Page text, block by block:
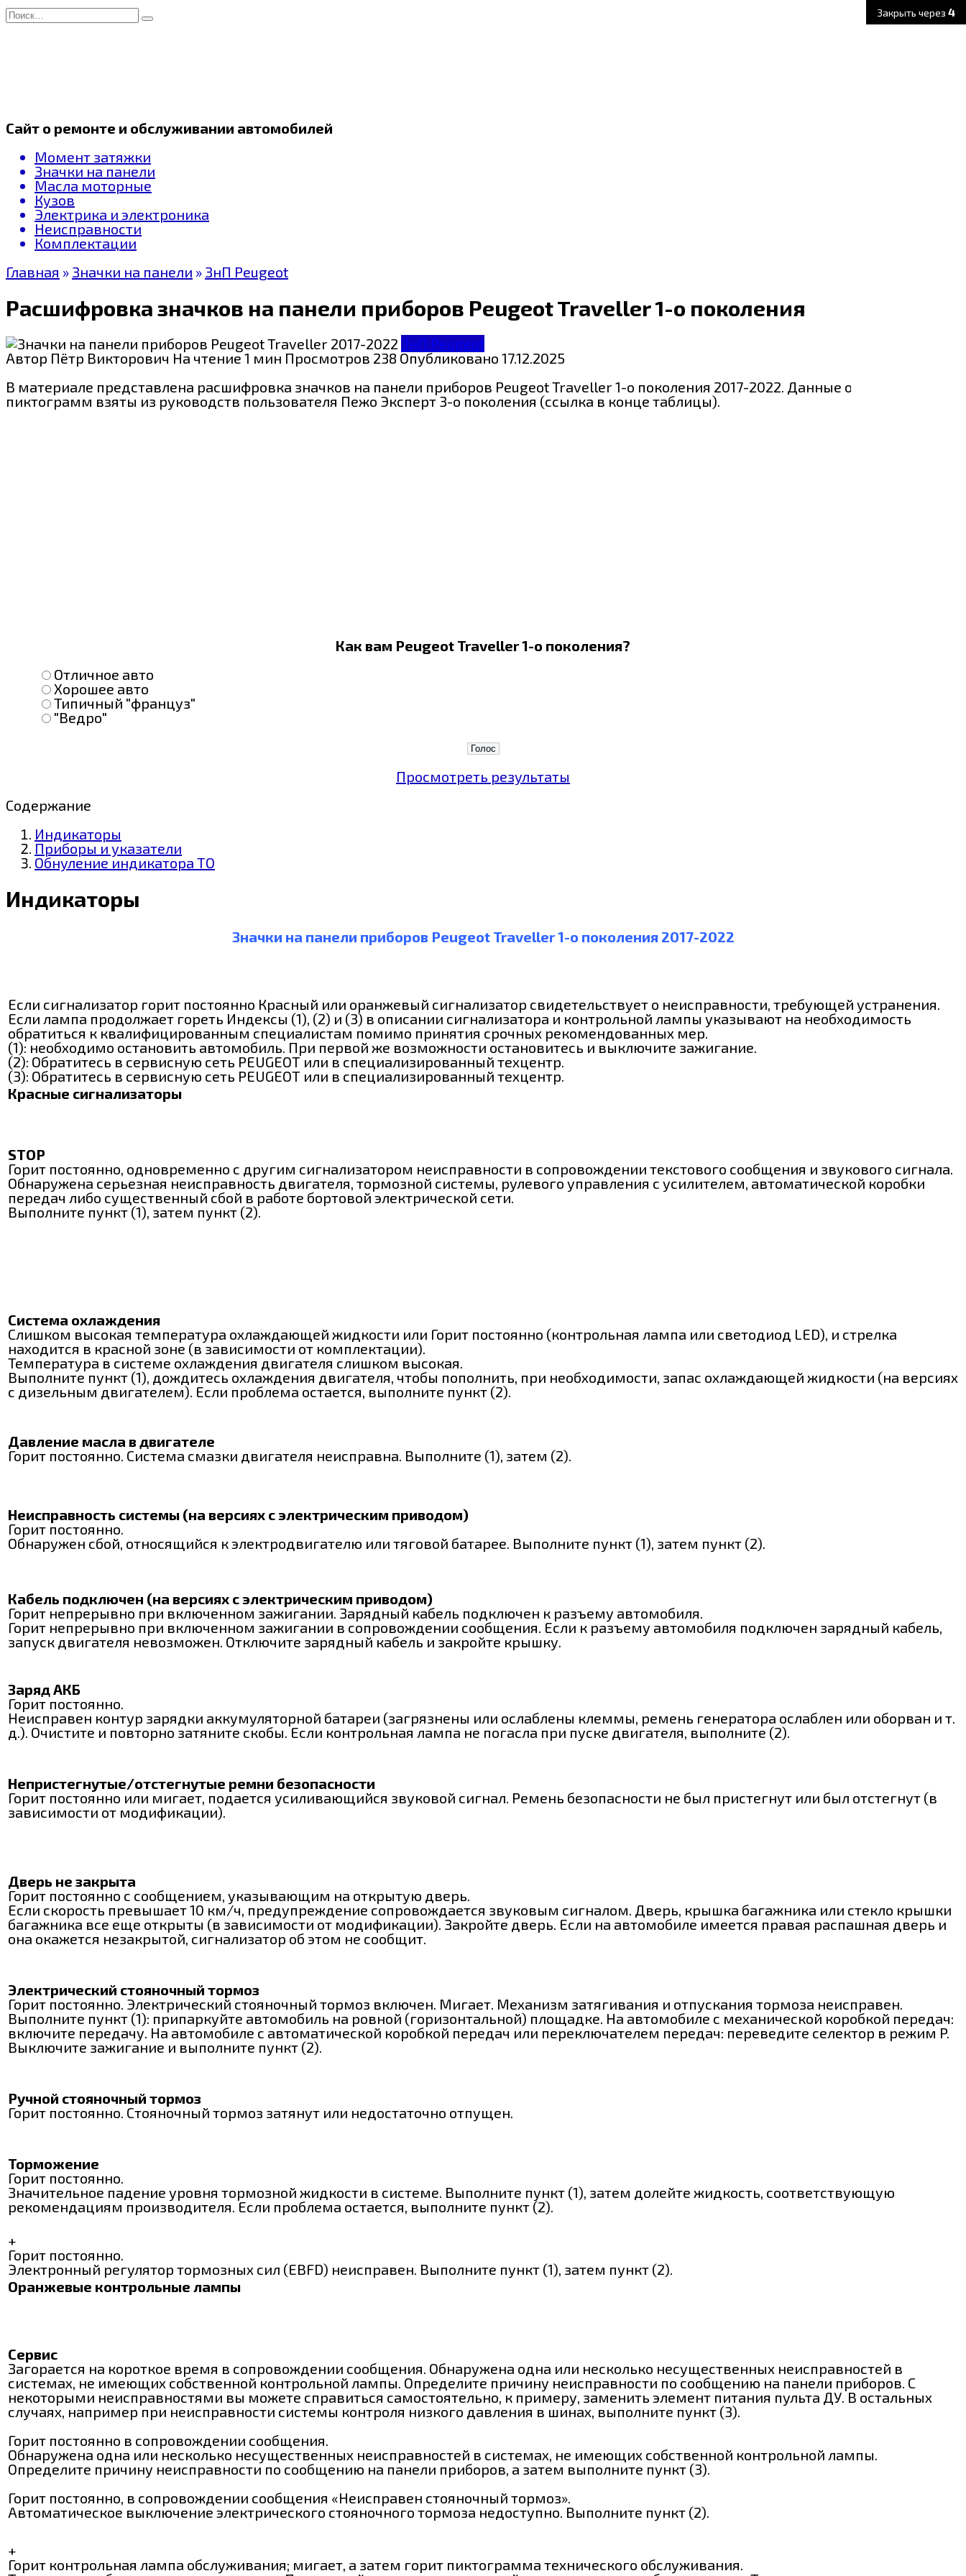
Закрыть через3
Перейти
к
Search
for:
Сайт о ремонте и обслуживании автомобилей
Момент затяжки
Значки на панели
Масла моторные
Кузов
Электрика и электроника
Неисправности
Комплектации
Главная » Значки на панели » ЗнП Peugeot
Расшифровка значков на панели приборов Peugeot Traveller 1-о поколения
ЗнП Peugeot
Автор Пётр Викторович На чтение1 мин Просмотров 238 Опубликовано 17.12.2025
В материале представлена расшифровка значков на панели приборов Peugeot Traveller 1-о поколения 2017-2022. Данные о значении
пиктограмм взяты из руководств пользователя Пежо Эксперт 3-о поколения (ссылка в конце таблицы).
Как вам Peugeot Traveller 1-о поколения?
Отличное авто
Хорошее авто
Типичный "француз"
"Ведро"
Просмотреть результаты
Содержание
Индикаторы
Приборы и указатели
Обнуление индикатора ТО
Индикаторы
Значки на панели приборов Peugeot Traveller 1-о поколения 2017-2022
Если сигнализатор горит постоянно Красный или оранжевый сигнализатор свидетельствует о неисправности, требующей устранения.
Если лампа продолжает гореть Индексы (1), (2) и (3) в описании сигнализатора и контрольной лампы указывают на необходимость
обратиться к квалифицированным специалистам помимо принятия срочных рекомендованных мер.
(1): необходимо остановить автомобиль. При первой же возможности остановитесь и выключите зажигание.
(2): Обратитесь в сервисную сеть PEUGEOT или в специализированный техцентр.
(3): Обратитесь в сервисную сеть PEUGEOT или в специализированный техцентр.
Красные сигнализаторы
STOP
Горит постоянно, одновременно с другим сигнализатором неисправности в сопровождении текстового сообщения и звукового сигнала.
Обнаружена серьезная неисправность двигателя, тормозной системы, рулевого управления с усилителем, автоматической коробки
передач либо существенный сбой в работе бортовой электрической сети.
Выполните пункт (1), затем пункт (2).
Система охлаждения
Слишком высокая температура охлаждающей жидкости или Горит постоянно (контрольная лампа или светодиод LED), и стрелка
находится в красной зоне (в зависимости от комплектации).
Температура в системе охлаждения двигателя слишком высокая.
Выполните пункт (1), дождитесь охлаждения двигателя, чтобы пополнить, при необходимости, запас охлаждающей жидкости (на версиях
с дизельным двигателем). Если проблема остается, выполните пункт (2).
Давление масла в двигателе
Горит постоянно. Система смазки двигателя неисправна. Выполните (1), затем (2).
Неисправность системы (на версиях с электрическим приводом)
Горит постоянно.
Обнаружен сбой, относящийся к электродвигателю или тяговой батарее. Выполните пункт (1), затем пункт (2).
Кабель подключен (на версиях с электрическим приводом)
Горит непрерывно при включенном зажигании. Зарядный кабель подключен к разъему автомобиля.
Горит непрерывно при включенном зажигании в сопровождении сообщения. Если к разъему автомобиля подключен зарядный кабель,
запуск двигателя невозможен. Отключите зарядный кабель и закройте крышку.
Заряд АКБ
Горит постоянно.
Неисправен контур зарядки аккумуляторной батареи (загрязнены или ослаблены клеммы, ремень генератора ослаблен или оборван и т.
д.). Очистите и повторно затяните скобы. Если контрольная лампа не погасла при пуске двигателя, выполните (2).
Непристегнутые/отстегнутые ремни безопасности
Горит постоянно или мигает, подается усиливающийся звуковой сигнал. Ремень безопасности не был пристегнут или был отстегнут (в
зависимости от модификации).
Дверь не закрыта
Горит постоянно с сообщением, указывающим на открытую дверь.
Если скорость превышает 10 км/ч, предупреждение сопровождается звуковым сигналом. Дверь, крышка багажника или стекло крышки
багажника все еще открыты (в зависимости от модификации). Закройте дверь. Если на автомобиле имеется правая распашная дверь и
она окажется незакрытой, сигнализатор об этом не сообщит.
Электрический стояночный тормоз
Горит постоянно. Электрический стояночный тормоз включен. Мигает. Механизм затягивания и отпускания тормоза неисправен.
Выполните пункт (1): припаркуйте автомобиль на ровной (горизонтальной) площадке. На автомобиле с механической коробкой передач:
включите передачу. На автомобиле с автоматической коробкой передач или переключателем передач: переведите селектор в режим P.
Выключите зажигание и выполните пункт (2).
Ручной стояночный тормоз
Горит постоянно. Стояночный тормоз затянут или недостаточно отпущен.
Торможение
Горит постоянно.
Значительное падение уровня тормозной жидкости в системе. Выполните пункт (1), затем долейте жидкость, соответствующую
рекомендациям производителя. Если проблема остается, выполните пункт (2).
+
Горит постоянно.
Электронный регулятор тормозных сил (EBFD) неисправен. Выполните пункт (1), затем пункт (2).
Оранжевые контрольные лампы
Сервис
Загорается на короткое время в сопровождении сообщения. Обнаружена одна или несколько несущественных неисправностей в
системах, не имеющих собственной контрольной лампы. Определите причину неисправности по сообщению на панели приборов. С
некоторыми неисправностями вы можете справиться самостоятельно, к примеру, заменить элемент питания пульта ДУ. В остальных
случаях, например при неисправности системы контроля низкого давления в шинах, выполните пункт (3).
Горит постоянно в сопровождении сообщения.
Обнаружена одна или несколько несущественных неисправностей в системах, не имеющих собственной контрольной лампы.
Определите причину неисправности по сообщению на панели приборов, а затем выполните пункт (3).
Горит постоянно, в сопровождении сообщения «Неисправен стояночный тормоз».
Автоматическое выключение электрического стояночного тормоза недоступно. Выполните пункт (2).
+
Горит контрольная лампа обслуживания; мигает, а затем горит пиктограмма технического обслуживания.